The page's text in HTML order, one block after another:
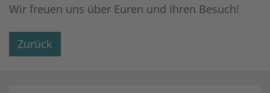
Wir freuen uns über Euren und Ihren Besuch!
Zurück